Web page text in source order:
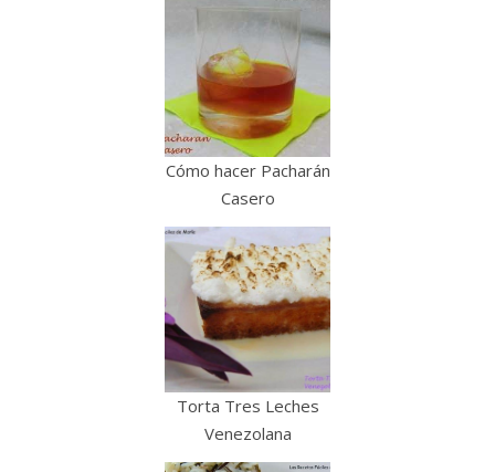
Cómo hacer Pacharán
Casero
Torta Tres Leches
Venezolana